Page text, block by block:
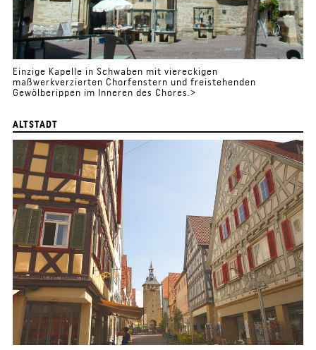
Einzige Kapelle in Schwaben mit viereckigen
maßwerkverzierten Chorfenstern und freistehenden
Gewölberippen im Inneren des Chores.>
ALTSTADT